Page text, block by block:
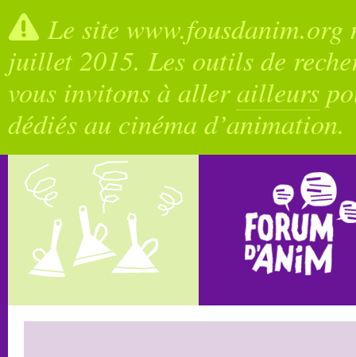
Le site
juillet 2015. Les outils de
vous invitons à allerailleurs
dédiés au cinéma d’animation.